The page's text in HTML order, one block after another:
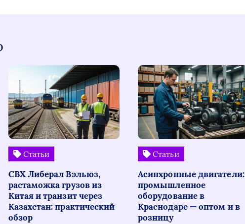
Статьи
СВХ Либерал Вэльюз,
растаможка грузов из
Китая и транзит через
Казахстан: практический
обзор
Статьи
Асинхронные двигатели:
промышленное
оборудование в
Краснодаре — оптом и в
розницу